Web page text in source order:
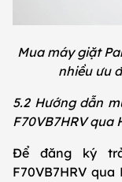
Mua máy giặt
nhiều ưu
5.2 Hướng dẫn
F70VB7HRV qua
Để đăng ký
F70VB7HRV